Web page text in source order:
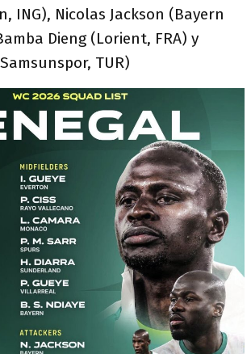
ING), Nicolas Jackson (Bayern
Dieng (Lorient, FRA) y
TUR)